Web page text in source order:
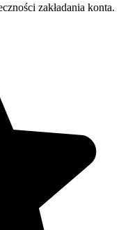
zakładania konta.